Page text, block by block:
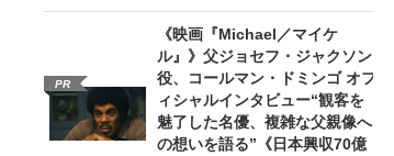
PR
《映画『Michael／マイケ
ル』》父ジョセフ・ジャクソン
役、コールマン・ドミンゴ オフ
ィシャルインタビュー“観客を
魅了した名優、複雑な父親像へ
の想いを語る”《日本興収70億